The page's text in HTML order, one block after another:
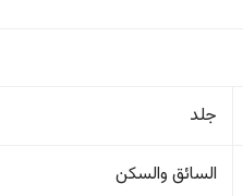
جلد
السائق والسکن